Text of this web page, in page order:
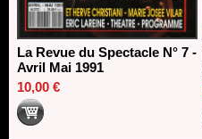
La Revue du Spectacle N° 7 -
Avril Mai 1991
10,00 €